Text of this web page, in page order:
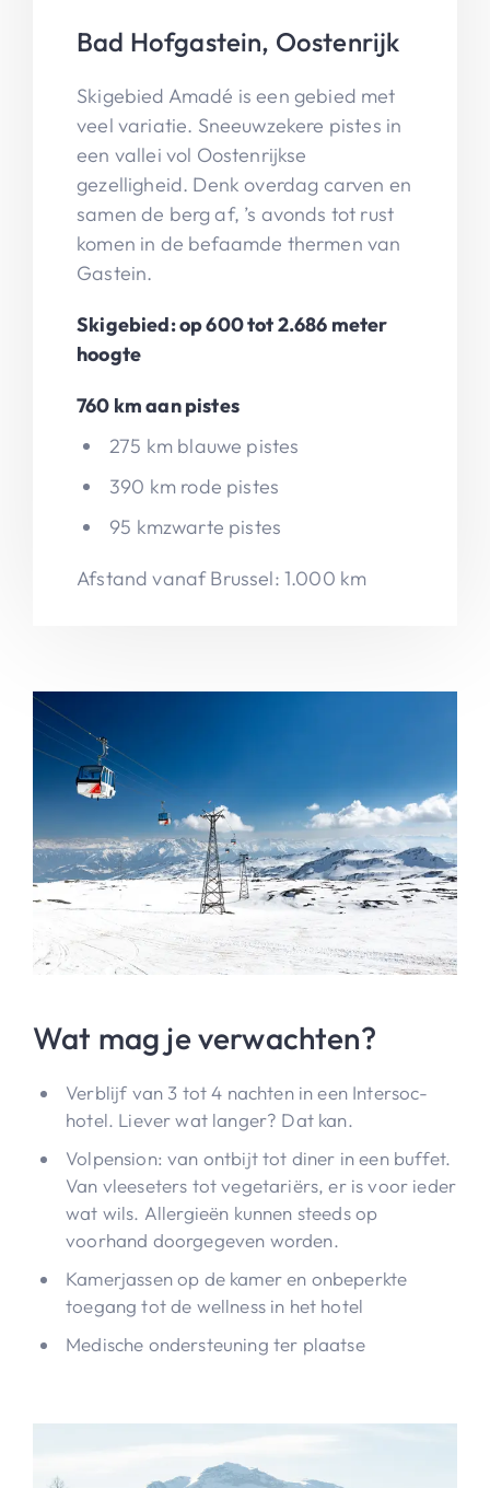
Bad Hofgastein, Oostenrijk
Skigebied Amadé is een gebied met
veel variatie. Sneeuwzekere pistes in
een vallei vol Oostenrijkse
gezelligheid. Denk overdag carven en
samen de berg af, ’s avonds tot rust
komen in de befaamde thermen van
Gastein.
Skigebied: op 600 tot 2.686 meter
hoogte
760 km aan pistes
275 km blauwe pistes
390 km rode pistes
95 kmzwarte pistes
Afstand vanaf Brussel: 1.000 km
Wat mag je verwachten?
Verblijf van 3 tot 4 nachten in een Intersoc-
hotel. Liever wat langer? Dat kan.
Volpension: van ontbijt tot diner in een buffet.
Van vleeseters tot vegetariërs, er is voor ieder
wat wils. Allergieën kunnen steeds op
voorhand doorgegeven worden.
Kamerjassen op de kamer en onbeperkte
toegang tot de wellness in het hotel
Medische ondersteuning ter plaatse